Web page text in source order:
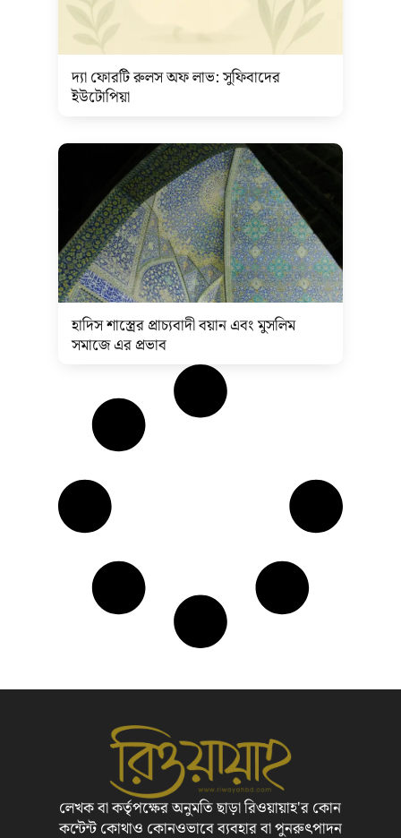
দ্যা ফোরটি রুলস অফ লাভ: সুফিবাদের
ইউটোপিয়া
হাদিস শাস্ত্রের প্রাচ্যবাদী বয়ান এবং মুসলিম
সমাজে এর প্রভাব
লেখক বা কর্তৃপক্ষের অনুমতি ছাড়া রিওয়ায়াহ'র কোন
কন্টেন্ট কোথাও কোনওভাবে ব্যবহার বা পুনরুৎপাদন